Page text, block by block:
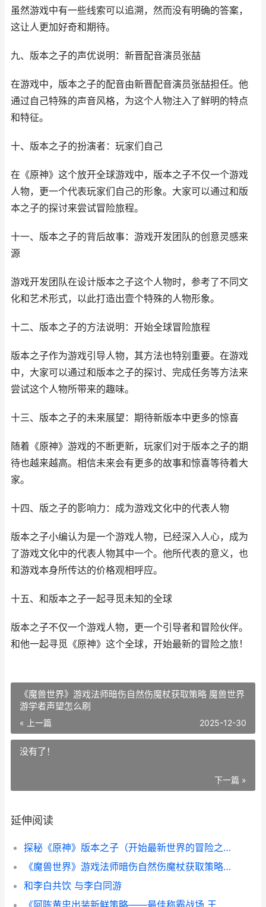
虽然游戏中有一些线索可以追溯，然而没有明确的答案，
这让人更加好奇和期待。
九、版本之子的声优说明：新晋配音演员张喆
在游戏中，版本之子的配音由新晋配音演员张喆担任。他
通过自己特殊的声音风格，为这个人物注入了鲜明的特点
和特征。
十、版本之子的扮演者：玩家们自己
在《原神》这个放开全球游戏中，版本之子不仅一个游戏
人物，更一个代表玩家们自己的形象。大家可以通过和版
本之子的探讨来尝试冒险旅程。
十一、版本之子的背后故事：游戏开发团队的创意灵感来
源
游戏开发团队在设计版本之子这个人物时，参考了不同文
化和艺术形式，以此打造出壹个特殊的人物形象。
十二、版本之子的方法说明：开始全球冒险旅程
版本之子作为游戏引导人物，其方法也特别重要。在游戏
中，大家可以通过和版本之子的探讨、完成任务等方法来
尝试这个人物所带来的趣味。
十三、版本之子的未来展望：期待新版本中更多的惊喜
随着《原神》游戏的不断更新，玩家们对于版本之子的期
待也越来越高。相信未来会有更多的故事和惊喜等待着大
家。
十四、版之子的影响力：成为游戏文化中的代表人物
版本之子小编认为是一个游戏人物，已经深入人心，成为
了游戏文化中的代表人物其中一个。他所代表的意义，也
和游戏本身所传达的价格观相呼应。
十五、和版本之子一起寻觅未知的全球
版本之子不仅一个游戏人物，更一个引导者和冒险伙伴。
和他一起寻觅《原神》这个全球，开始最新的冒险之旅！
《魔兽世界》游戏法师暗伤自然伤魔杖获取策略 魔兽世界
游学者声望怎么刷
« 上一篇 2025-12-30
没有了！
下一篇 »
延伸阅读
探秘《原神》版本之子（开始最新世界的冒险之旅 原神魈百科
《魔兽世界》游戏法师暗伤自然伤魔杖获取策略 魔兽世界游学者声望怎么刷
和李白共饮 与李白同游